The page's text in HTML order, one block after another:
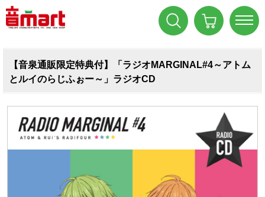
【音泉通販限定特典付】「ラジオMARGINAL#4～アトム
とルイのらじふぉー～」ラジオCD